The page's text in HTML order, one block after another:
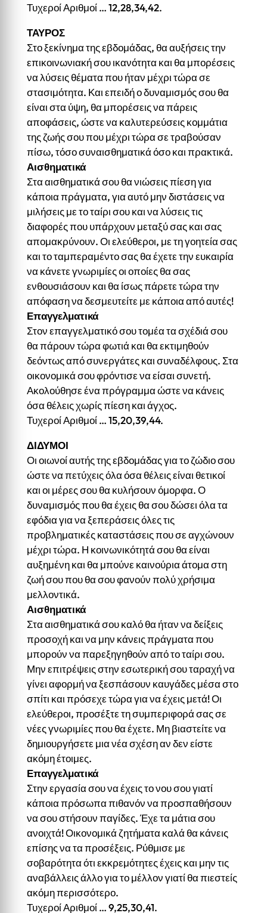
Τυχεροί Αριθμοί … 12,28,34,42.
ΤΑΥΡΟΣ
Στο ξεκίνημα της εβδομάδας, θα αυξήσεις την
επικοινωνιακή σου ικανότητα και θα μπορέσεις
να λύσεις θέματα που ήταν μέχρι τώρα σε
στασιμότητα. Και επειδή ο δυναμισμός σου θα
είναι στα ύψη, θα μπορέσεις να πάρεις
αποφάσεις, ώστε να καλυτερεύσεις κομμάτια
της ζωής σου που μέχρι τώρα σε τραβούσαν
πίσω, τόσο συναισθηματικά όσο και πρακτικά.
Αισθηματικά
Στα αισθηματικά σου θα νιώσεις πίεση για
κάποια πράγματα, για αυτό μην διστάσεις να
μιλήσεις με το ταίρι σου και να λύσεις τις
διαφορές που υπάρχουν μεταξύ σας και σας
απομακρύνουν. Οι ελεύθεροι, με τη γοητεία σας
και το ταμπεραμέντο σας θα έχετε την ευκαιρία
να κάνετε γνωριμίες οι οποίες θα σας
ενθουσιάσουν και θα ίσως πάρετε τώρα την
απόφαση να δεσμευτείτε με κάποια από αυτές!
Επαγγελματικά
Στον επαγγελματικό σου τομέα τα σχέδιά σου
θα πάρουν τώρα φωτιά και θα εκτιμηθούν
δεόντως από συνεργάτες και συναδέλφους. Στα
οικονομικά σου φρόντισε να είσαι συνετή.
Ακολούθησε ένα πρόγραμμα ώστε να κάνεις
όσα θέλεις χωρίς πίεση και άγχος.
Τυχεροί Αριθμοί … 15,20,39,44.
ΔΙΔΥΜΟΙ
Οι οιωνοί αυτής της εβδομάδας για το ζώδιο σου
ώστε να πετύχεις όλα όσα θέλεις είναι θετικοί
και οι μέρες σου θα κυλήσουν όμορφα. Ο
δυναμισμός που θα έχεις θα σου δώσει όλα τα
εφόδια για να ξεπεράσεις όλες τις
προβληματικές καταστάσεις που σε αγχώνουν
μέχρι τώρα. Η κοινωνικότητά σου θα είναι
αυξημένη και θα μπούνε καινούρια άτομα στη
ζωή σου που θα σου φανούν πολύ χρήσιμα
μελλοντικά.
Αισθηματικά
Στα αισθηματικά σου καλό θα ήταν να δείξεις
προσοχή και να μην κάνεις πράγματα που
μπορούν να παρεξηγηθούν από το ταίρι σου.
Μην επιτρέψεις στην εσωτερική σου ταραχή να
γίνει αφορμή να ξεσπάσουν καυγάδες μέσα στο
σπίτι και πρόσεχε τώρα για να έχεις μετά! Οι
ελεύθεροι, προσέξτε τη συμπεριφορά σας σε
νέες γνωριμίες που θα έχετε. Μη βιαστείτε να
δημιουργήσετε μια νέα σχέση αν δεν είστε
ακόμη έτοιμες.
Επαγγελματικά
Στην εργασία σου να έχεις το νου σου γιατί
κάποια πρόσωπα πιθανόν να προσπαθήσουν
να σου στήσουν παγίδες. Έχε τα μάτια σου
ανοιχτά! Οικονομικά ζητήματα καλά θα κάνεις
επίσης να τα προσέξεις. Ρύθμισε με
σοβαρότητα ότι εκκρεμότητες έχεις και μην τις
αναβάλλεις άλλο για το μέλλον γιατί θα πιεστείς
ακόμη περισσότερο.
Τυχεροί Αριθμοί … 9,25,30,41.